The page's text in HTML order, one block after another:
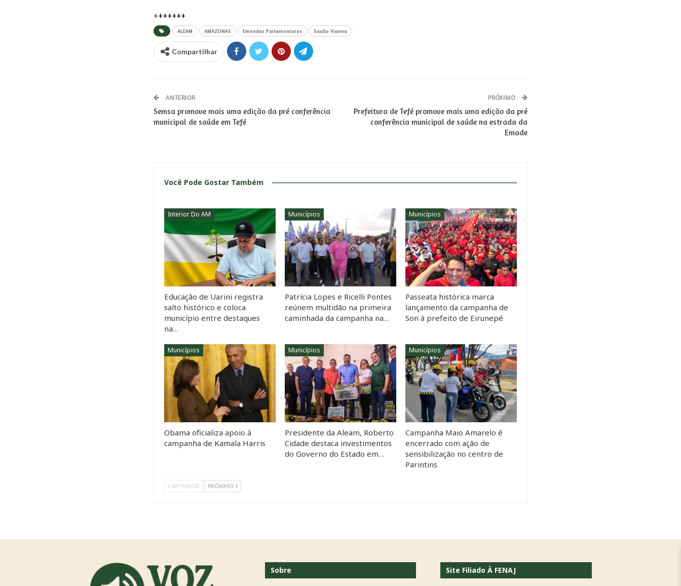
+++++++
ALEAM AMAZONAS Emendas Parlamentares Saullo Vianna
Compartilhar
ANTERIOR
Semsa promove mais uma edição da pré conferência
municipal de saúde em Tefé
PRÓXIMO
Prefeitura de Tefé promove mais uma edição da pré
conferência municipal de saúde na estrada da
Emade
Você Pode Gostar Também
Interior Do AM
Educação de Uarini registra
salto histórico e coloca
município entre destaques
na…
Municípios
Patrícia Lopes e Ricelli Pontes
reúnem multidão na primeira
caminhada da campanha na…
Municípios
Passeata histórica marca
lançamento da campanha de
Son à prefeito de Eirunepé
Municípios
Obama oficializa apoio à
campanha de Kamala Harris
Municípios
Presidente da Aleam, Roberto
Cidade destaca investimentos
do Governo do Estado em…
Municípios
Campanha Maio Amarelo é
encerrado com ação de
sensibilização no centro de
Parintins
ANTERIOR PRÓXIMO
Sobre Site Filiado À FENAJ